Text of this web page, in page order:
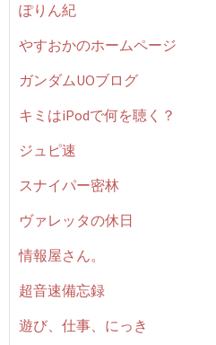
ぽりん紀
やすおかのホームページ
ガンダムUOブログ
キミはiPodで何を聴く？
ジュピ速
スナイパー密林
ヴァレッタの休日
情報屋さん。
超音速備忘録
遊び、仕事、にっき